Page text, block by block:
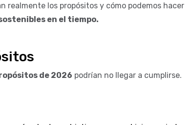
realmente los propósitos y cómo podemos hacer
en el tiempo.
de 2026 podrían no llegar a cumplirse.